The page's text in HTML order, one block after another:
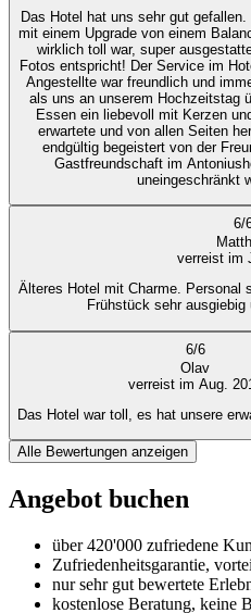
Das Hotel hat uns sehr gut
mit einem Upgrade von einem
wirklich toll war, super
Fotos entspricht! Der Service im
Angestellte war freundlich und
als uns an unserem Hochzeitstag
Essen ein liebevoll mit Kerzen
erwartete und von allen Seiten
endgültig begeistert von der
Gastfreundschaft im
uneingeschränkt
6/
verreist im
Älteres Hotel mit Charme. Personal
Frühstück sehr
6/6
Olav
verreist im Aug.
Das Hotel war toll, es hat unsere
Alle Bewertungen anzeigen
Angebot buchen
über 420'000 zufriedene
Zufriedenheitsgarantie,
nur sehr gut bewertete
kostenlose Beratung, keine